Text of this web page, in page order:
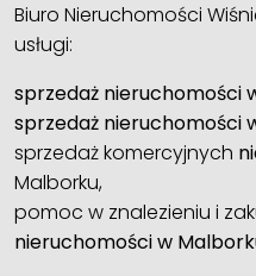
Biuro Nieruchomości
usługi:
sprzedaż nieruchomości
sprzedaż nieruchomości
sprzedaż komercyjnych
Malborku,
pomoc w znalezieniu i
nieruchomości w